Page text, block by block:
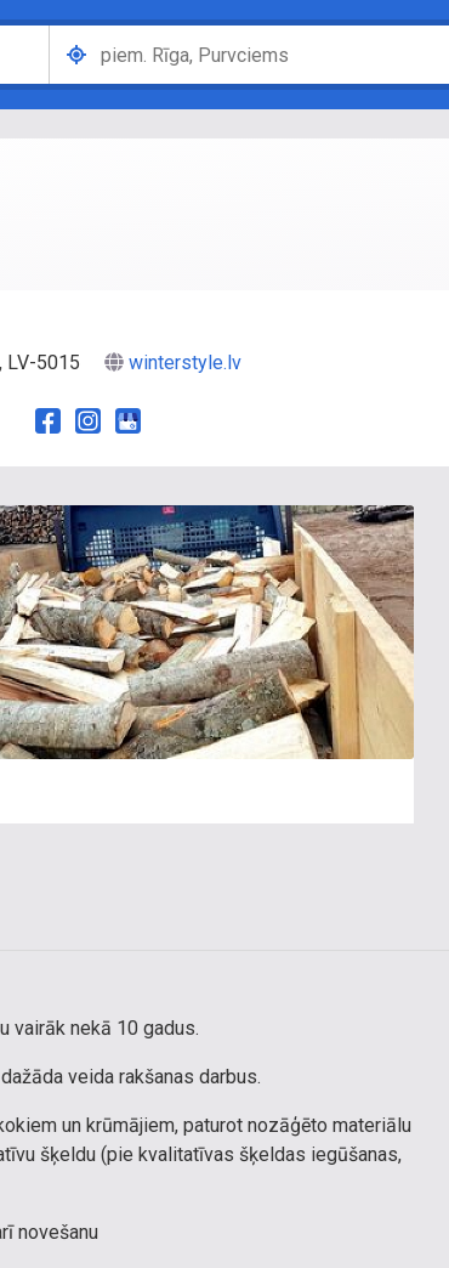
LV-5015 winterstyle.lv
vairāk nekā 10 gadus.
veida rakšanas darbus.
un krūmājiem, paturot nozāģēto materiālu
šķeldu (pie kvalitatīvas šķeldas iegūšanas,
novešanu